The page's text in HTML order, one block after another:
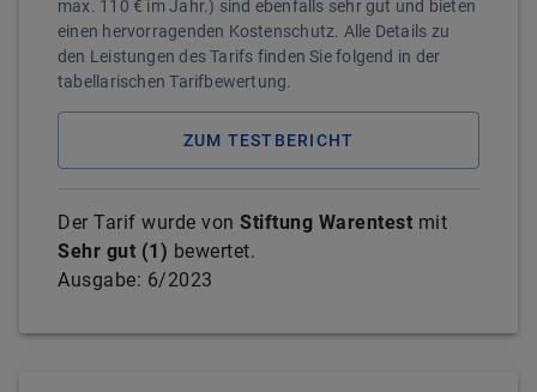
max. 110 € im Jahr.) sind ebenfalls sehr gut und bieten
einen hervorragenden Kostenschutz. Alle Details zu
den Leistungen des Tarifs finden Sie folgend in der
tabellarischen Tarifbewertung.
ZUM TESTBERICHT
Der Tarif wurde von Stiftung Warentest mit
Sehr gut (1) bewertet.
Ausgabe: 6/2023